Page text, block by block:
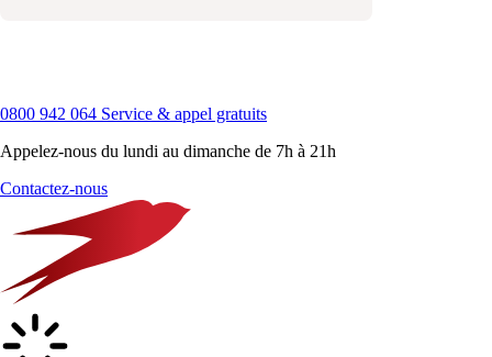
0800 942 064 Service & appel gratuits
Appelez-nous du lundi au dimanche de 7h à 21h
Contactez-nous